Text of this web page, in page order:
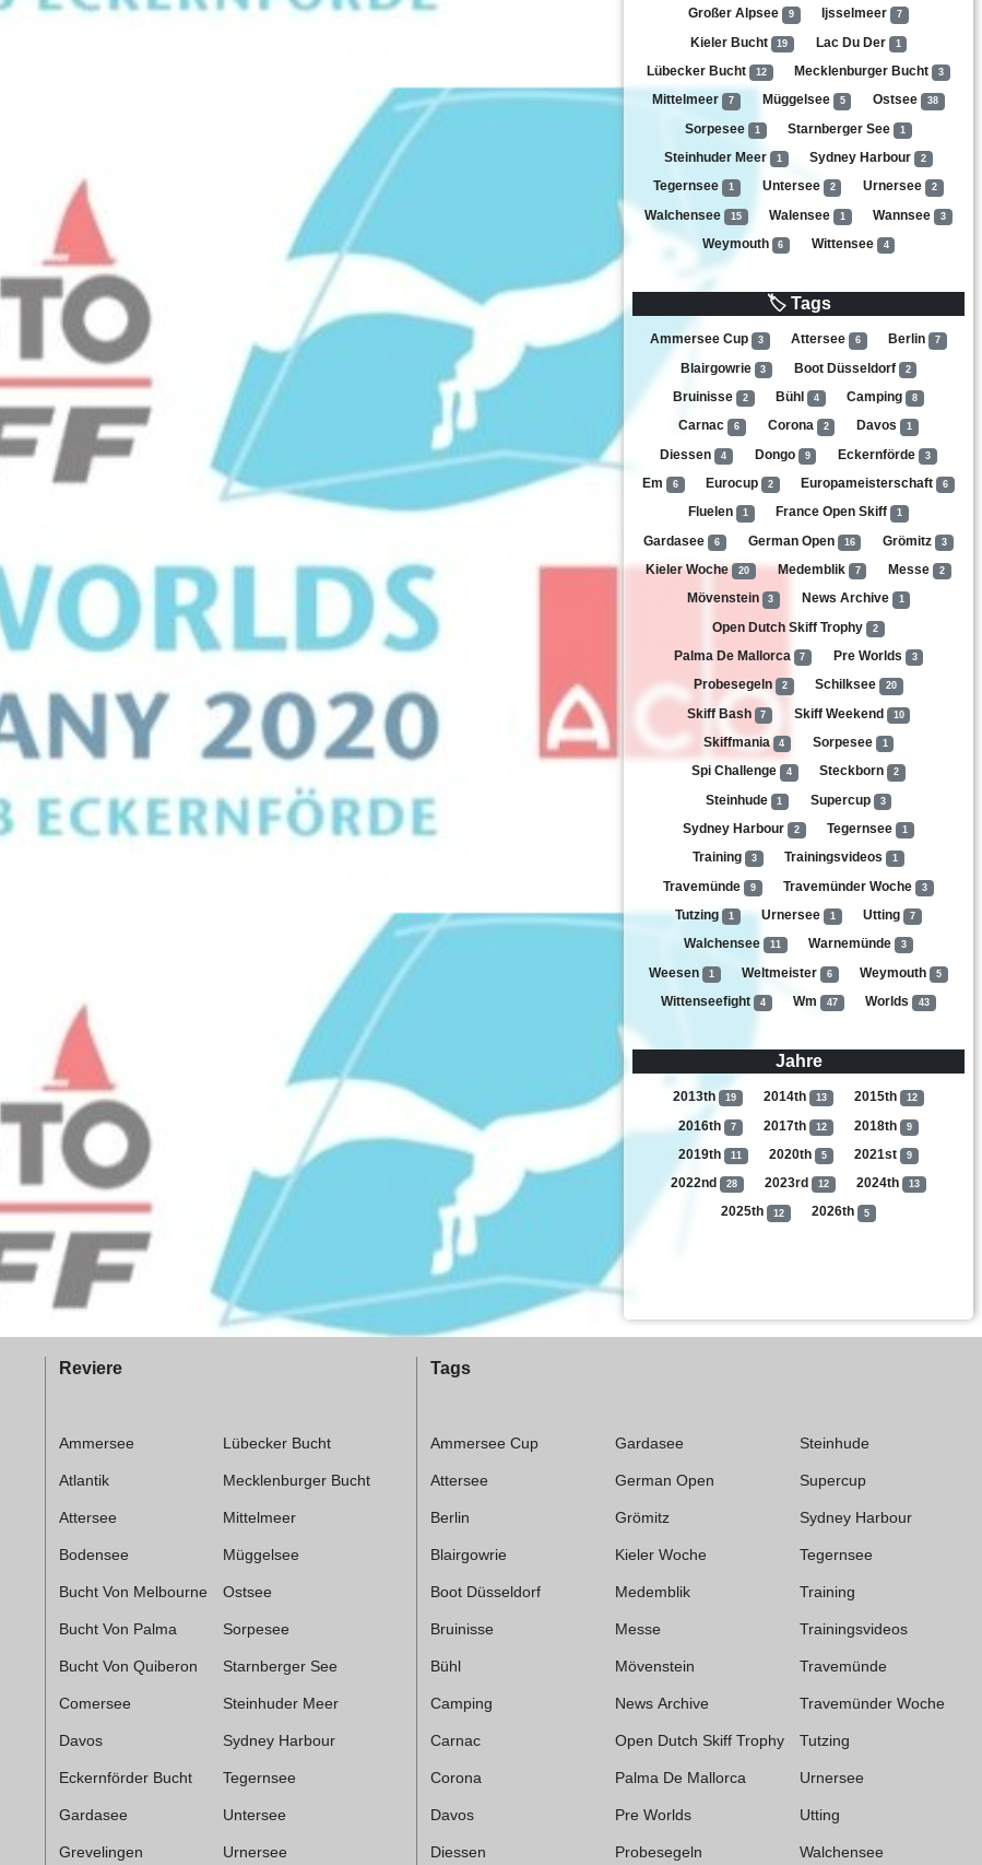
Großer Alpsee 9 Ijsselmeer 7
Kieler Bucht 19 Lac Du Der 1
Lübecker Bucht 12 Mecklenburger Bucht 3
Mittelmeer 7 Müggelsee 5 Ostsee 38
Sorpesee 1 Starnberger See 1
Steinhuder Meer 1 Sydney Harbour 2
Tegernsee 1 Untersee 2 Urnersee 2
Walchensee 15 Walensee 1 Wannsee 3
Weymouth 6 Wittensee 4
🏷 Tags
Ammersee Cup 3 Attersee 6 Berlin 7
Blairgowrie 3 Boot Düsseldorf 2
Bruinisse 2 Bühl 4 Camping 8
Carnac 6 Corona 2 Davos 1
Diessen 4 Dongo 9 Eckernförde 3
Em 6 Eurocup 2 Europameisterschaft 6
Fluelen 1 France Open Skiff 1
Gardasee 6 German Open 16 Grömitz 3
Kieler Woche 20 Medemblik 7 Messe 2
Mövenstein 3 News Archive 1
Open Dutch Skiff Trophy 2
Palma De Mallorca 7 Pre Worlds 3
Probesegeln 2 Schilksee 20
Skiff Bash 7 Skiff Weekend 10
Skiffmania 4 Sorpesee 1
Spi Challenge 4 Steckborn 2
Steinhude 1 Supercup 3
Sydney Harbour 2 Tegernsee 1
Training 3 Trainingsvideos 1
Travemünde 9 Travemünder Woche 3
Tutzing 1 Urnersee 1 Utting 7
Walchensee 11 Warnemünde 3
Weesen 1 Weltmeister 6 Weymouth 5
Wittenseefight 4 Wm 47 Worlds 43
Jahre
2013th 19 2014th 13 2015th 12
2016th 7 2017th 12 2018th 9
2019th 11 2020th 5 2021st 9
2022nd 28 2023rd 12 2024th 13
2025th 12 2026th 5
Reviere
Ammersee
Atlantik
Attersee
Bodensee
Bucht Von Melbourne
Bucht Von Palma
Bucht Von Quiberon
Comersee
Davos
Eckernförder Bucht
Gardasee
Grevelingen
Lübecker Bucht
Mecklenburger Bucht
Mittelmeer
Müggelsee
Ostsee
Sorpesee
Starnberger See
Steinhuder Meer
Sydney Harbour
Tegernsee
Untersee
Urnersee
Tags
Ammersee Cup
Attersee
Berlin
Blairgowrie
Boot Düsseldorf
Bruinisse
Bühl
Camping
Carnac
Corona
Davos
Diessen
Gardasee
German Open
Grömitz
Kieler Woche
Medemblik
Messe
Mövenstein
News Archive
Open Dutch Skiff Trophy
Palma De Mallorca
Pre Worlds
Probesegeln
Steinhude
Supercup
Sydney Harbour
Tegernsee
Training
Trainingsvideos
Travemünde
Travemünder Woche
Tutzing
Urnersee
Utting
Walchensee